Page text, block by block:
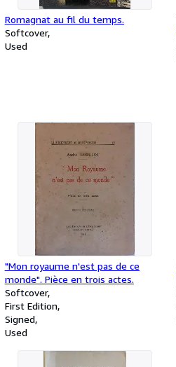
Romagnat au fil du temps.
Softcover
Used
"Mon royaume n'est pas de ce
monde". Pièce en trois actes.
Softcover
First Edition
Signed
Used